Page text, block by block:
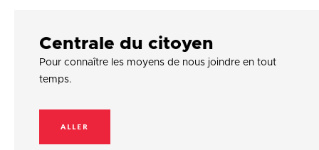
Centrale du citoyen
Pour connaître les moyens de nous joindre en tout
temps.
ALLER